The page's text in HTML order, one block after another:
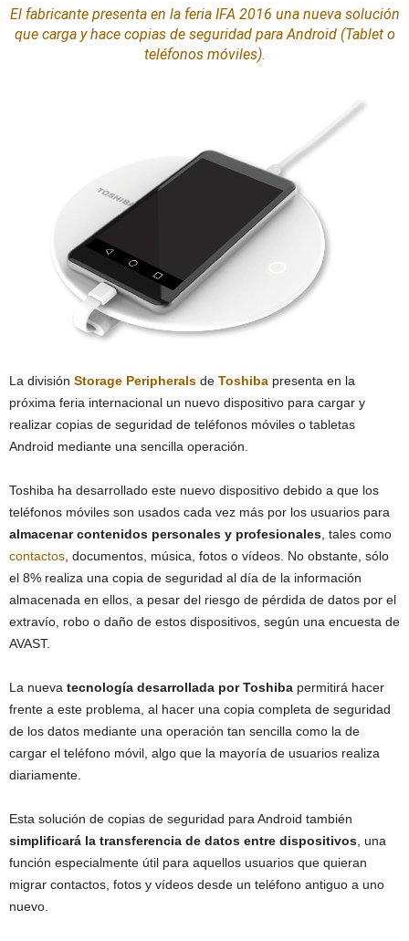
El fabricante presenta en la feria IFA 2016 una nueva solución
que carga y hace copias de seguridadparaAndroid(Tablet o
teléfonos móviles).
La división Storage Peripherals de Toshiba presenta en la
próxima feria internacional un nuevo dispositivo para cargar y
realizar copias de seguridad de teléfonos móviles o tabletas
Android mediante una sencilla operación.
Toshiba ha desarrollado este nuevo dispositivo debido a que los
teléfonos móviles son usados cada vez más por los usuarios para
almacenar contenidos personales y profesionales , tales como
contactos , documentos, música, fotos o vídeos. No obstante, sólo
el 8% realiza una copia de seguridad al día de la información
almacenada en ellos, a pesar del riesgo de pérdida de datos por el
extravío, robo o daño de estos dispositivos, según una encuesta de
AVAST.
La nueva tecnología desarrollada por Toshiba permitirá hacer
frente a este problema, al hacer una copia completa de seguridad
de los datos mediante una operación tan sencilla como la de
cargar el teléfono móvil, algo que la mayoría de usuarios realiza
diariamente.
Esta solución de copias de seguridad para Android también
simplificará la transferencia de datos entre dispositivos , una
función especialmente útil para aquellos usuarios que quieran
migrar contactos, fotos y vídeos desde un teléfono antiguo a uno
nuevo.